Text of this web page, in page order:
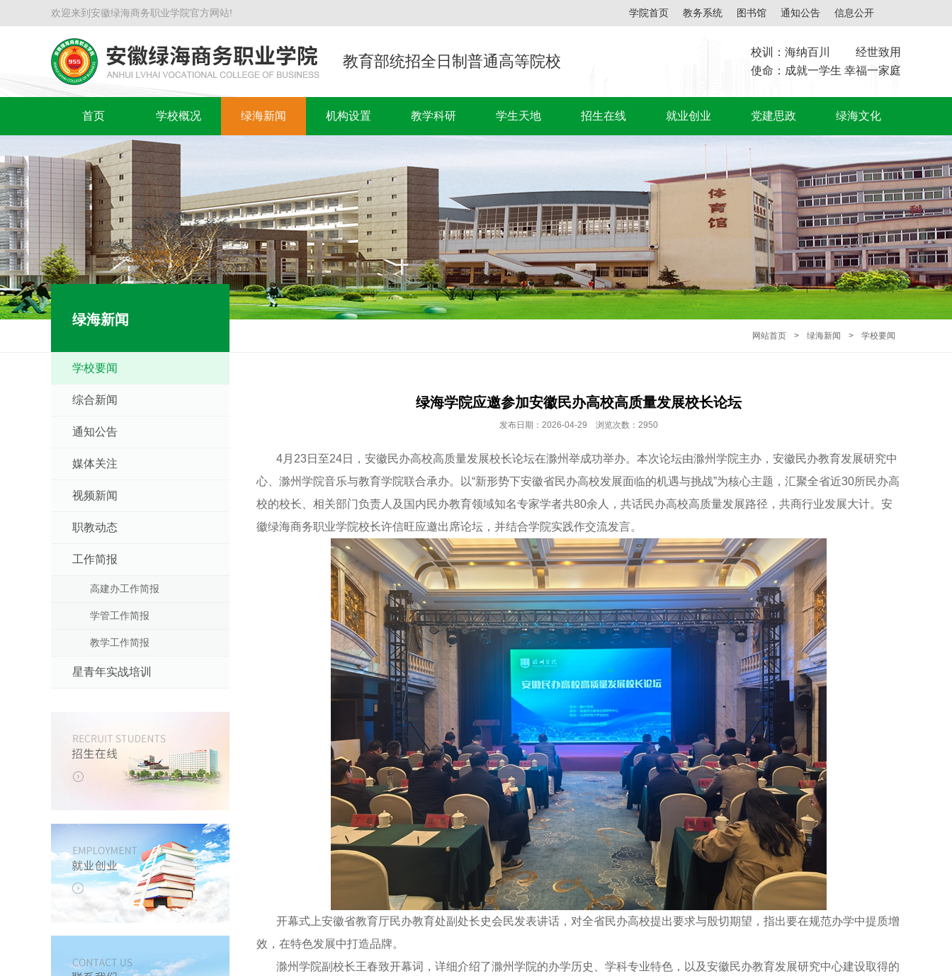
欢迎来到安徽绿海商务职业学院官方网站! 学院首页 教务系统 图书馆 通知公告 信息公开
教育部统招全日制普通高等院校
校训：海纳百川 经世致用
使命：成就一学生 幸福一家庭
首页 学校概况 绿海新闻 机构设置 教学科研 学生天地 招生在线 就业创业 党建思政 绿海文化
网站首页 > 绿海新闻 > 学校要闻
绿海新闻
学校要闻
综合新闻
通知公告
媒体关注
视频新闻
职教动态
工作简报
高建办工作简报
学管工作简报
教学工作简报
星青年实战培训
绿海学院应邀参加安徽民办高校高质量发展校长论坛
发布日期：2026-04-29 浏览次数：2950
4月23日至24日，安徽民办高校高质量发展校长论坛在滁州举成功举办。本次论坛由滁州学院主办，安徽民办教育发展研究中
心、滁州学院音乐与教育学院联合承办。以“新形势下安徽省民办高校发展面临的机遇与挑战”为核心主题，汇聚全省近30所民办高
校的校长、相关部门负责人及国内民办教育领域知名专家学者共80余人，共话民办高校高质量发展路径，共商行业发展大计。安
徽绿海商务职业学院校长许信旺应邀出席论坛，并结合学院实践作交流发言。
开幕式上安徽省教育厅民办教育处副处长史会民发表讲话，对全省民办高校提出要求与殷切期望，指出要在规范办学中提质增
效，在特色发展中打造品牌。
滁州学院副校长王春致开幕词，详细介绍了滁州学院的办学历史、学科专业特色，以及安徽民办教育发展研究中心建设取得的